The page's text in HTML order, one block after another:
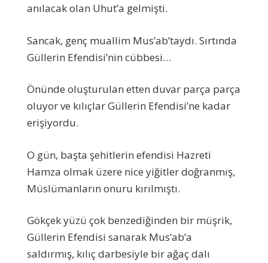
anılacak olan Uhut’a gelmişti.
Sancak, genç muallim Mus’ab’taydı. Sırtında
Güllerin Efendisi’nin cübbesi…
Önünde oluşturulan etten duvar parça parça
oluyor ve kılıçlar Güllerin Efendisi’ne kadar
erişiyordu.
O gün, başta şehitlerin efendisi Hazreti
Hamza olmak üzere nice yiğitler doğranmış,
Müslümanların onuru kırılmıştı.
Gökçek yüzü çok benzediğinden bir müşrik,
Güllerin Efendisi sanarak Mus’ab’a
saldırmış, kılıç darbesiyle bir ağaç dalı